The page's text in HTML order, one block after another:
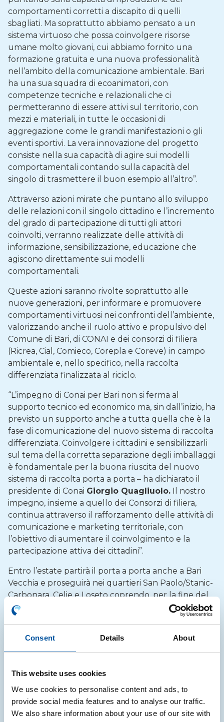
Consent Details About
This website uses cookies
We use cookies to personalise content and ads, to
provide social media features and to analyse our traffic.
We also share information about your use of our site with
comportamenti corretti a discapito di quelli
sbagliati. Ma soprattutto abbiamo pensato a un
sistema virtuoso che possa coinvolgere risorse
umane molto giovani, cui abbiamo fornito una
formazione gratuita e una nuova professionalità
nell’ambito della comunicazione ambientale. Bari
ha una sua squadra di ecoanimatori, con
competenze tecniche e relazionali che ci
permetteranno di essere attivi sul territorio, con
mezzi e materiali, in tutte le occasioni di
aggregazione come le grandi manifestazioni o gli
eventi sportivi. La vera innovazione del progetto
consiste nella sua capacità di agire sui modelli
comportamentali contando sulla capacità del
singolo di trasmettere il buon esempio all’altro”.
Attraverso azioni mirate che puntano allo sviluppo
delle relazioni con il singolo cittadino e l’incremento
del grado di partecipazione di tutti gli attori
coinvolti, verranno realizzate delle attività di
informazione, sensibilizzazione, educazione che
agiscono direttamente sui modelli
comportamentali.
Queste azioni saranno rivolte soprattutto alle
nuove generazioni, per informare e promuovere
comportamenti virtuosi nei confronti dell’ambiente,
valorizzando anche il ruolo attivo e propulsivo del
Comune di Bari, di CONAI e dei consorzi di filiera
(Ricrea, Cial, Comieco, Corepla e Coreve) in campo
ambientale e, nello specifico, nella raccolta
differenziata finalizzata al riciclo.
“L’impegno di Conai per Bari non si ferma al
supporto tecnico ed economico ma, sin dall’inizio, ha
previsto un supporto anche a tutta quella che è la
fase di comunicazione del nuovo sistema di raccolta
differenziata. Coinvolgere i cittadini e sensibilizzarli
sul tema della corretta separazione degli imballaggi
è fondamentale per la buona riuscita del nuovo
sistema di raccolta porta a porta – ha dichiarato il
presidente di Conai Giorgio Quagliuolo. Il nostro
impegno, insieme a quello dei Consorzi di filiera,
continua attraverso il rafforzamento delle attività di
comunicazione e marketing territoriale, con
l’obiettivo di aumentare il coinvolgimento e la
partecipazione attiva dei cittadini”.
Entro l’estate partirà il porta a porta anche a Bari
Vecchia e proseguirà nei quartieri San Paolo/Stanic-
Carbonara, Celie e Loseto coprendo, per la fine del
2018, un territorio con oltre 130mila abitanti.
Ad oggi la raccolta differenziata effettuata nei
quartieri di Santo Spirito, Palese, Catino, San Pio,
Fesca, San Girolamo, San Cataldo e il Villaggio
portato al 41% la percentuale raggiunta nell’intera
città.
Di seguito le azioni del progetto: